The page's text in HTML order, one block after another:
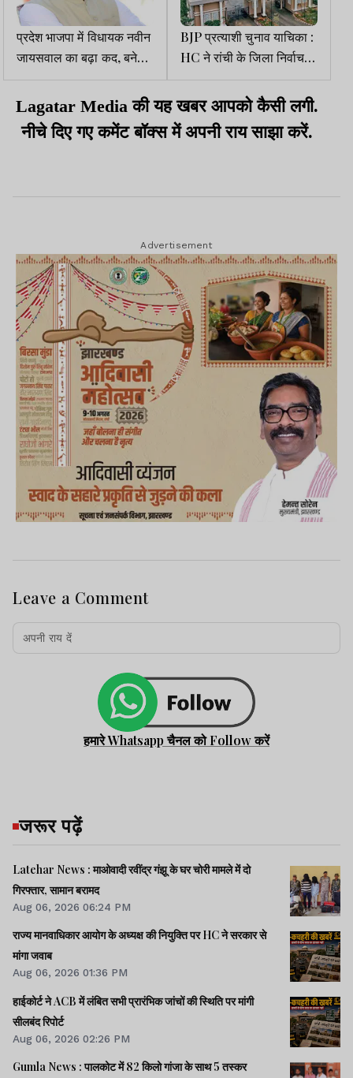
प्रदेश भाजपा में विधायक नवीन
जायसवाल का बढ़ा कद, बने
मुख्य सचेतक
BJP प्रत्याशी चुनाव याचिका :
HC ने रांची के जिला निर्वाचन
पदाधिकारी पर लगाया जुर्माना
Lagatar Media की यह खबर आपको कैसी लगी.
नीचे दिए गए कमेंट बॉक्स में अपनी राय साझा करें.
Advertisement
Leave a Comment
हमारे Whatsapp चैनल को Follow करें
जरूर पढ़ें
Latehar News : माओवादी रवींद्र गंझू के घर चोरी मामले में दो
गिरफ्तार, सामान बरामद
Aug 06, 2026 06:24 PM
राज्य मानवाधिकार आयोग के अध्यक्ष की नियुक्ति पर HC ने सरकार से
मांगा जवाब
Aug 06, 2026 01:36 PM
हाईकोर्ट ने ACB में लंबित सभी प्रारंभिक जांचों की स्थिति पर मांगी
सीलबंद रिपोर्ट
Aug 06, 2026 02:26 PM
Gumla News : पालकोट में 82 किलो गांजा के साथ 5 तस्कर